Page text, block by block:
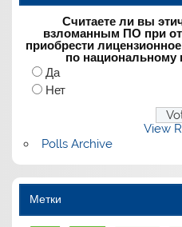
Считаете ли вы
взломанным ПО при
приобрести
по национальному
Да
Нет
View
Polls Archive
Метки